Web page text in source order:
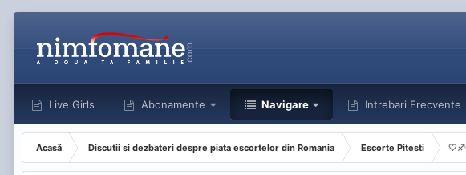
Live Girls Abonamente Navigare Intrebari Frecvente
Acasă Discutii si dezbateri despre piata escortelor din Romania Escorte Pitesti